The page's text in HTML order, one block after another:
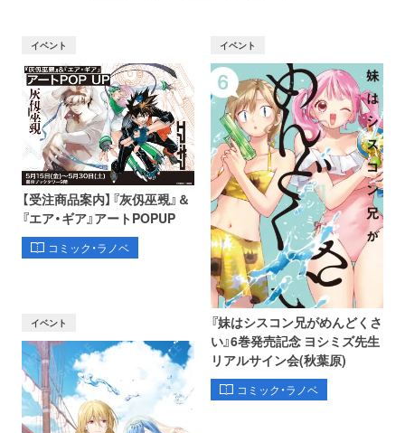
イベント
【受注商品案内】『灰仭巫覡』＆
『エア・ギア』アートPOPUP
コミック・ラノベ
イベント
『妹はシスコン兄がめんどくさ
い』6巻発売記念 ヨシミズ先生
リアルサイン会(秋葉原)
コミック・ラノベ
イベント